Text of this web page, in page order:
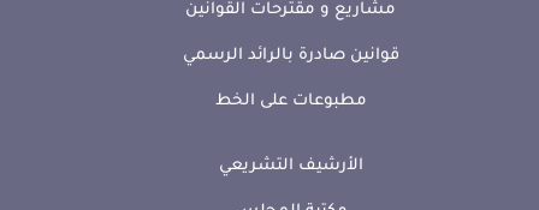
مشاريع و مقترحات القوانين
قوانين صادرة بالرائد الرسمي
مطبوعات على الخط
الأرشيف التشريعي